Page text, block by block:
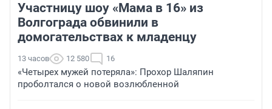
Участницу шоу «Мама в 16» из
Волгограда обвинили в
домогательствах к младенцу
13 часов 12 580 16
«Четырех мужей потеряла»: Прохор Шаляпин
проболтался о новой возлюбленной